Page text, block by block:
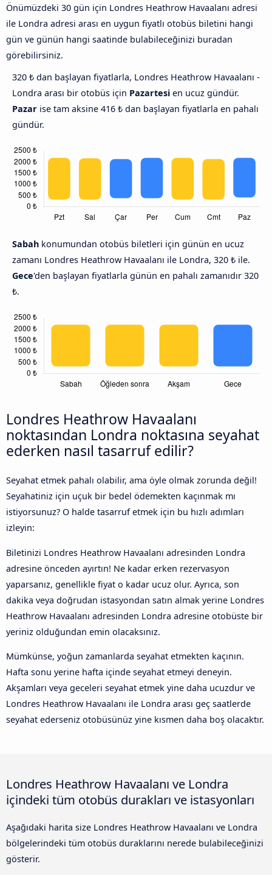
Önümüzdeki 30 gün için Londres Heathrow Havaalanı adresi
ile Londra adresi arası en uygun fiyatlı otobüs biletini hangi
gün ve günün hangi saatinde bulabileceğinizi buradan
görebilirsiniz.
320 ₺ dan başlayan fiyatlarla, Londres Heathrow Havaalanı -
Londra arası bir otobüs için Pazartesi en ucuz gündür.
Pazar ise tam aksine 416 ₺ dan başlayan fiyatlarla en pahalı
gündür.
Sabah konumundan otobüs biletleri için günün en ucuz
zamanı Londres Heathrow Havaalanı ile Londra, 320 ₺ ile.
Gece'den başlayan fiyatlarla günün en pahalı zamanıdır 320
₺.
Londres Heathrow Havaalanı
noktasından Londra noktasına seyahat
ederken nasıl tasarruf edilir?
Seyahat etmek pahalı olabilir, ama öyle olmak zorunda değil!
Seyahatiniz için uçuk bir bedel ödemekten kaçınmak mı
istiyorsunuz? O halde tasarruf etmek için bu hızlı adımları
izleyin:
Biletinizi Londres Heathrow Havaalanı adresinden Londra
adresine önceden ayırtın! Ne kadar erken rezervasyon
yaparsanız, genellikle fiyat o kadar ucuz olur. Ayrıca, son
dakika veya doğrudan istasyondan satın almak yerine Londres
Heathrow Havaalanı adresinden Londra adresine otobüste bir
yeriniz olduğundan emin olacaksınız.
Mümkünse, yoğun zamanlarda seyahat etmekten kaçının.
Hafta sonu yerine hafta içinde seyahat etmeyi deneyin.
Akşamları veya geceleri seyahat etmek yine daha ucuzdur ve
Londres Heathrow Havaalanı ile Londra arası geç saatlerde
seyahat ederseniz otobüsünüz yine kısmen daha boş olacaktır.
Londres Heathrow Havaalanı ve Londra
içindeki tüm otobüs durakları ve istasyonları
Aşağıdaki harita size Londres Heathrow Havaalanı ve Londra
bölgelerindeki tüm otobüs duraklarını nerede bulabileceğinizi
gösterir.